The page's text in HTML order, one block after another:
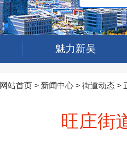
魅力新吴
网站首页 > 新闻中心 > 街道动态 >
旺庄街